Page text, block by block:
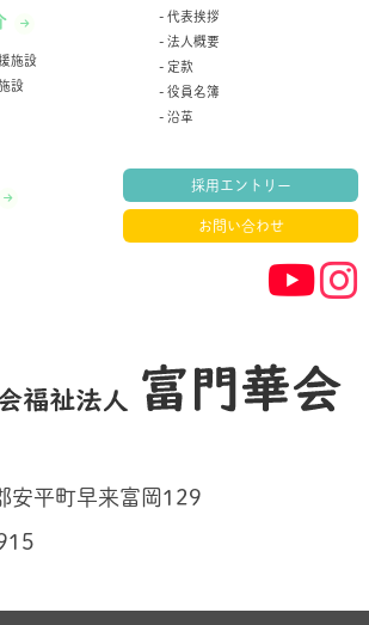
安平町早来富岡129
施設
設
代表挨拶
法人概要
定款
役員名簿
沿革
採用エントリー
お問い合わせ